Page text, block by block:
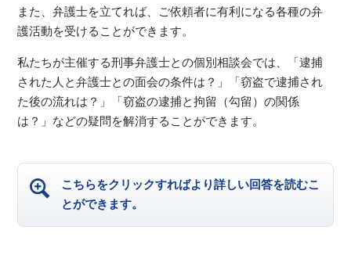
また、弁護士を立てれば、ご依頼者に有利になる各種の弁
護活動を受けることができます。
私たちが主催する刑事弁護士との個別相談会では、「逮捕
された人と弁護士との面会の条件は？」「窃盗で逮捕され
た後の流れは？」「窃盗の逮捕と拘留（勾留）の関係
は？」などの疑問を解消することができます。
こちらをクリックすればより詳しい回答を読むこ
とができます。